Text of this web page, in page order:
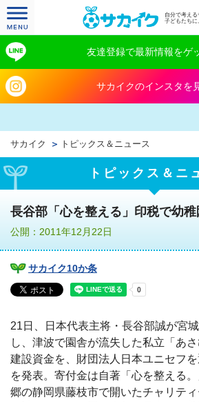
自分で考える
子どもたちに。
友達登録で最新情報をゲ
サカイクのインスタを
サカイク トピックス＆ニュース
トピックス＆ニ
長谷部「心を整える」印税で幼
公開：2011年12月22日
サカイク10か条
21日、日本代表主将・長谷部誠が宮
し、津波で園舎が流失した私立「あ
建設資金を、財団法人日本ユニセフ
を発表。寄付金は自著「心を整える
郷の静岡県藤枝市で開いたチャリテ